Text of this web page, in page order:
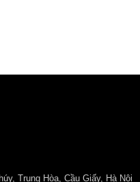
Trung Hòa, Cầu Giấy, Hà Nội